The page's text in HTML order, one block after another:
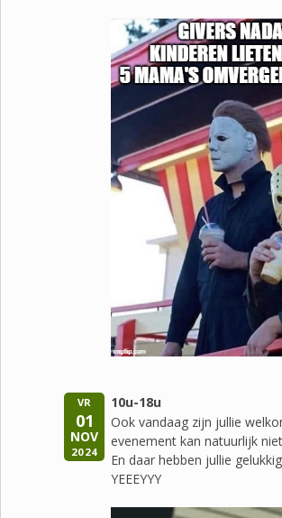
VR
01
NOV
2024
10u-18u
Ook vandaag zijn jullie
evenement kan natuurlijk
En daar hebben jullie
YEEEYYY